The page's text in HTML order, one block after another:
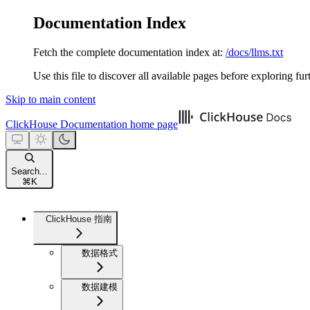
Documentation Index
Fetch the complete documentation index at: /docs/llms.txt
Use this file to discover all available pages before exploring
Skip to main content
ClickHouse Documentation home page
Search...
⌘ K
ClickHouse 指南
数据格式
数据建模